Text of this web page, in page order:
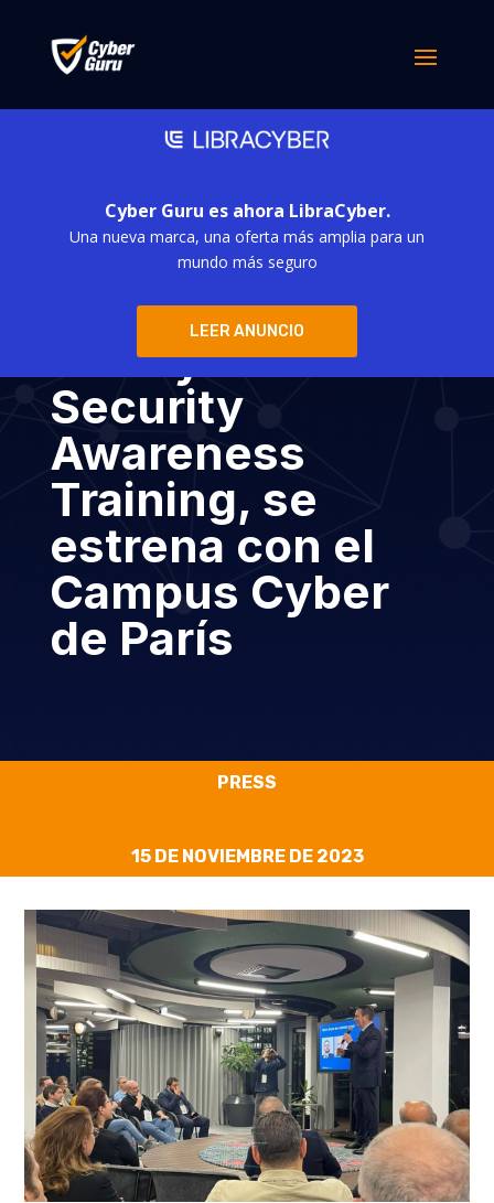
Cyber Guru es ahora LibraCyber.
Una nueva marca, una oferta más amplia para un
mundo más seguro
LEER ANUNCIO
Cyber Guru, la
plataforma Made
in Italy de
Security
Awareness
Training, se
estrena con el
Campus Cyber
de París
PRESS
15 DE NOVIEMBRE DE 2023